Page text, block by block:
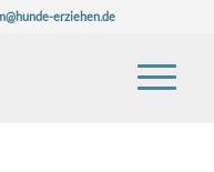
erziehen.de